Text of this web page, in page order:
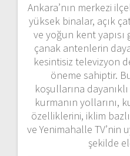
Ankara’nın merkezi
yüksek binalar, açık
ve yoğun kentyapısı
çanak antenlerin
kesintisiz televizyon
öneme sahiptir.
koşullarına dayanıklı
kurmanın yollarını,
özelliklerini, iklim bazlı
veYenimahalle TV’nin
şekilde